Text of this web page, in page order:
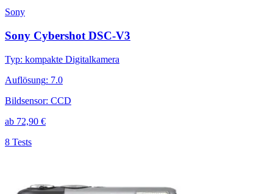
Sony
Sony Cybershot DSC-V3
Typ: kompakte Digitalkamera
Auflösung: 7.0
Bildsensor: CCD
ab 72,90 €
8 Tests